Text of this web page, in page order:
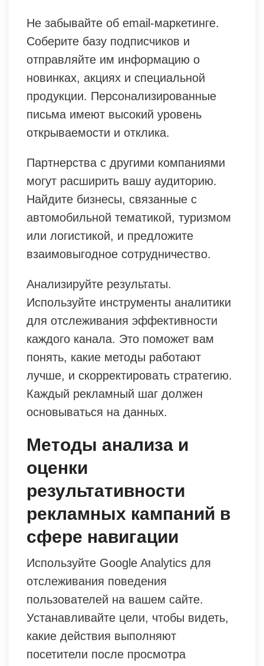
Не забывайте об email-маркетинге.
Соберите базу подписчиков и
отправляйте им информацию о
новинках, акциях и специальной
продукции. Персонализированные
письма имеют высокий уровень
открываемости и отклика.
Партнерства с другими компаниями
могут расширить вашу аудиторию.
Найдите бизнесы, связанные с
автомобильной тематикой, туризмом
или логистикой, и предложите
взаимовыгодное сотрудничество.
Анализируйте результаты.
Используйте инструменты аналитики
для отслеживания эффективности
каждого канала. Это поможет вам
понять, какие методы работают
лучше, и скорректировать стратегию.
Каждый рекламный шаг должен
основываться на данных.
Методы анализа и
оценки
результативности
рекламных кампаний в
сфере навигации
Используйте Google Analytics для
отслеживания поведения
пользователей на вашем сайте.
Устанавливайте цели, чтобы видеть,
какие действия выполняют
посетители после просмотра